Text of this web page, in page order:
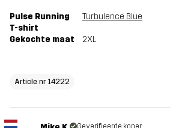
Pulse Running
T-shirt
Turbulence Blue
Gekochte maat 2XL
Article nr 14222
Geverifieerde koper